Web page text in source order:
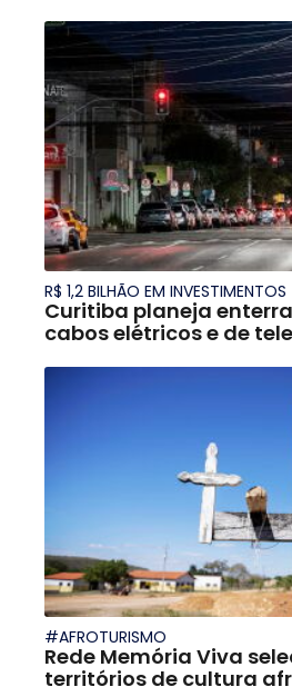
R$ 1,2 BILHÃO EM INVESTIMENTOS
Curitiba planeja
cabos elétricos e de
#AFROTURISMO
Rede Memória Viva
territórios de cultura